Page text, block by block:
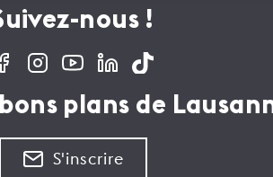
nous !
plans de
S'inscrire